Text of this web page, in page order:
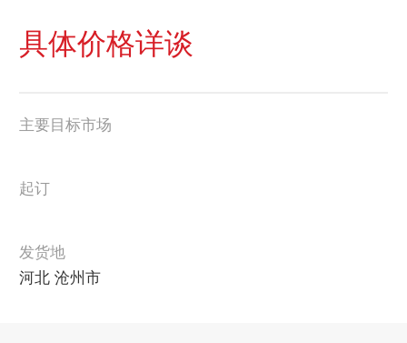
具体价格详谈
主要目标市场
起订
发货地
河北 沧州市